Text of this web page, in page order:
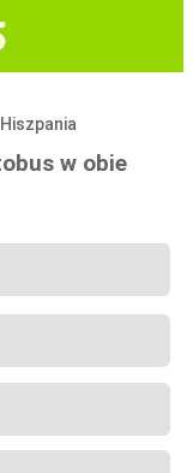
Hiszpania
w obie